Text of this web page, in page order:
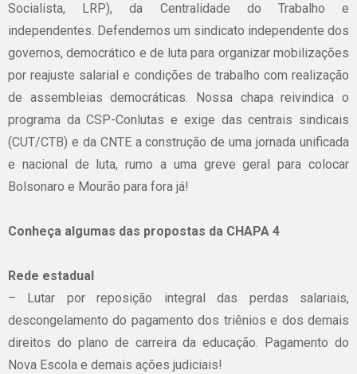
Socialista, LRP), da Centralidade do Trabalho e
independentes. Defendemos um sindicato independente dos
governos, democrático e de luta para organizar mobilizações
por reajuste salarial e condições de trabalho com realização
de assembleias democráticas. Nossa chapa reivindica o
programa da CSP-Conlutas e exige das centrais sindicais
(CUT/CTB) e da CNTE a construção de uma jornada unificada
e nacional de luta, rumo a uma greve geral para colocar
Bolsonaro e Mourão para fora já!
Conheça algumas das propostas da CHAPA 4
Rede estadual
– Lutar por reposição integral das perdas salariais,
descongelamento do pagamento dos triênios e dos demais
direitos do plano de carreira da educação. Pagamento do
Nova Escola e demais ações judiciais!